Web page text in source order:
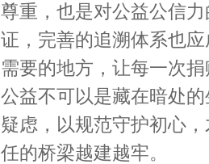
尊重，也是对公益公信
证，完善的追溯体系也
需要的地方，让每一次
公益不可以是藏在暗处
疑虑，以规范守护初心
任的桥梁越建越牢。